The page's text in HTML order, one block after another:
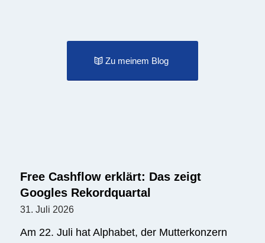
Zu meinem Blog
Free Cashflow erklärt: Das zeigt
Googles Rekordquartal
31. Juli 2026
Am 22. Juli hat Alphabet, der Mutterkonzern